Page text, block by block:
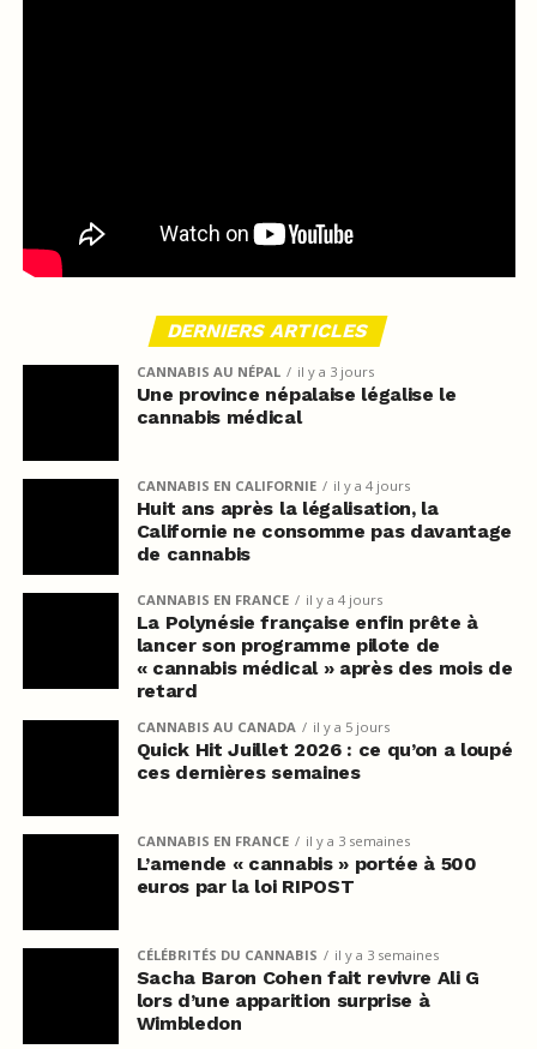
DERNIERS ARTICLES
CANNABIS AU NÉPAL il y a 3 jours
Une province népalaise légalise le
cannabis médical
CANNABIS EN CALIFORNIE il y a 4 jours
Huit ans après la légalisation, la
Californie ne consomme pas davantage
de cannabis
CANNABIS EN FRANCE il y a 4 jours
La Polynésie française enfin prête à
lancer son programme pilote de
« cannabis médical » après des mois de
retard
CANNABIS AU CANADA il y a 5 jours
Quick Hit Juillet 2026 : ce qu’on a loupé
ces dernières semaines
CANNABIS EN FRANCE il y a 3 semaines
L’amende « cannabis » portée à 500
euros par la loi RIPOST
CÉLÉBRITÉS DU CANNABIS il y a 3 semaines
Sacha Baron Cohen fait revivre Ali G
lors d’une apparition surprise à
Wimbledon